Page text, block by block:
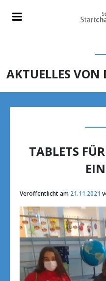
AKTUELLES VON
TABLETS
Veröffentlicht am 21.11.2021